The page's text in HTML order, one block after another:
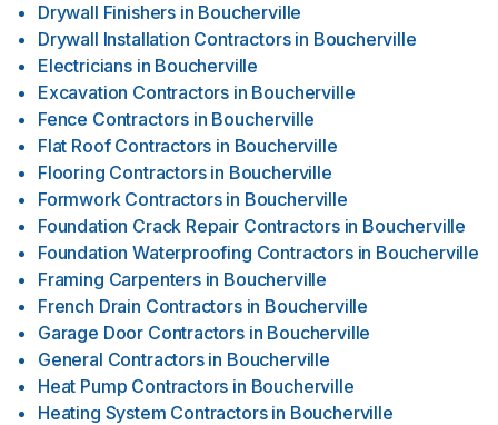
Drywall Finishers in Boucherville
Drywall Installation Contractors in Boucherville
Electricians in Boucherville
Excavation Contractors in Boucherville
Fence Contractors in Boucherville
Flat Roof Contractors in Boucherville
Flooring Contractors in Boucherville
Formwork Contractors in Boucherville
Foundation Crack Repair Contractors in Boucherville
Foundation Waterproofing Contractors in Boucherville
Framing Carpenters in Boucherville
French Drain Contractors in Boucherville
Garage Door Contractors in Boucherville
General Contractors in Boucherville
Heat Pump Contractors in Boucherville
Heating System Contractors in Boucherville